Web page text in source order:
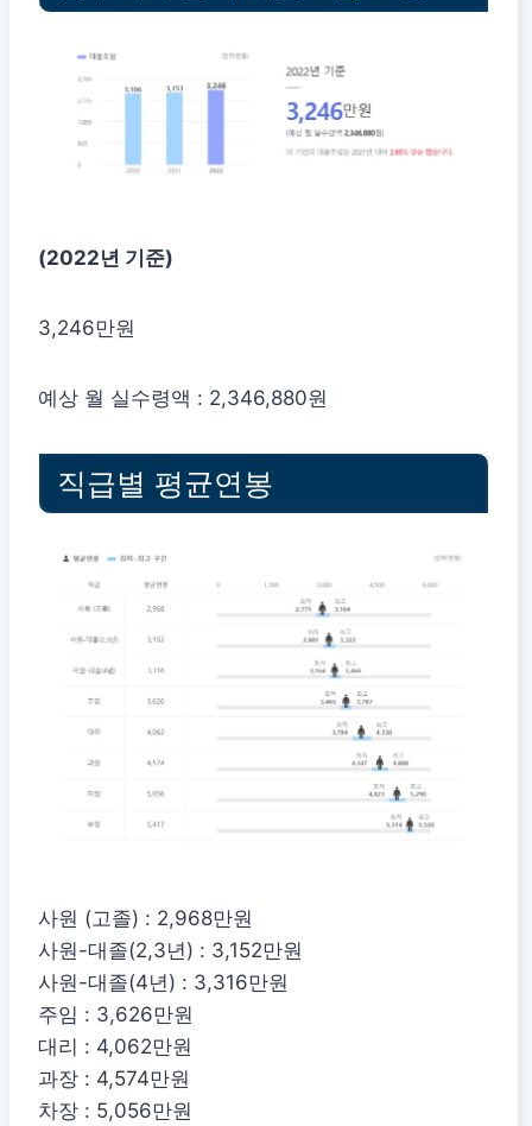
(2022년 기준)
3,246만원
예상 월 실수령액 : 2,346,880원
직급별 평균연봉
사원 (고졸) : 2,968만원
사원-대졸(2,3년) : 3,152만원
사원-대졸(4년) : 3,316만원
주임 : 3,626만원
대리 : 4,062만원
과장 : 4,574만원
차장 : 5,056만원